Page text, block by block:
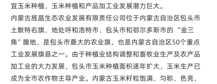
宜玉米种植，玉米种植和产品加工业发展潜力巨大。
内蒙古旌晶生态农业发展有限责任公司位于内蒙古自治区包头市
土默特右旗，地处呼和浩特市、包头市和鄂尔多斯市的 “金三
角”腹地，是包头市最大的农业旗，也是内蒙古自治区50个重点
工业发展旗县之一。由于种植业结构调整和畜牧业生产及农产品
加工业的大力发展，包头市玉米种植面积逐年扩大，玉米生产已
成为全市农作物主导产业。内蒙古玉米籽粒饱满、匀称、色亮、